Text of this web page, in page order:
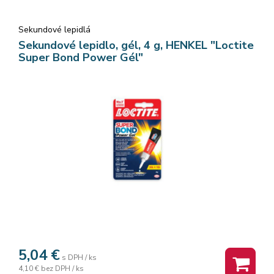
Sekundové lepidlá
Sekundové lepidlo, gél, 4 g, HENKEL "Loctite
Super Bond Power Gél"
5,04 € s DPH / ks
4,10 € bez DPH / ks